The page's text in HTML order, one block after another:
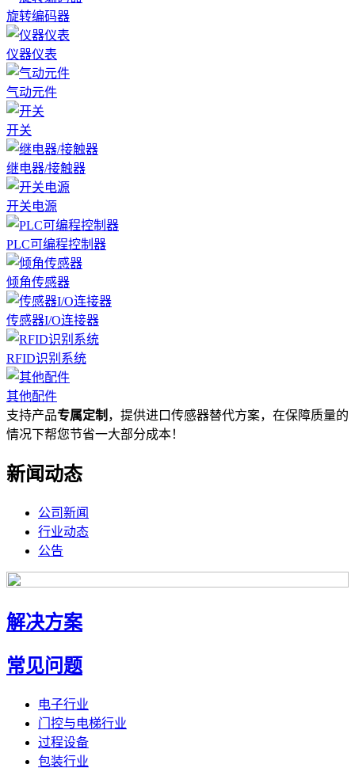
旋转编码器
仪器仪表
气动元件
开关
继电器/接触器
开关电源
PLC可编程控制器
倾角传感器
传感器I/O连接器
RFID识别系统
其他配件
支持产品专属定制 ，提供进口传感器替代方案，在保障质量的
情况下帮您节省一大部分成本！
新闻动态
公司新闻
行业动态
公告
解决方案
常见问题
电子行业
门控与电梯行业
过程设备
包装行业